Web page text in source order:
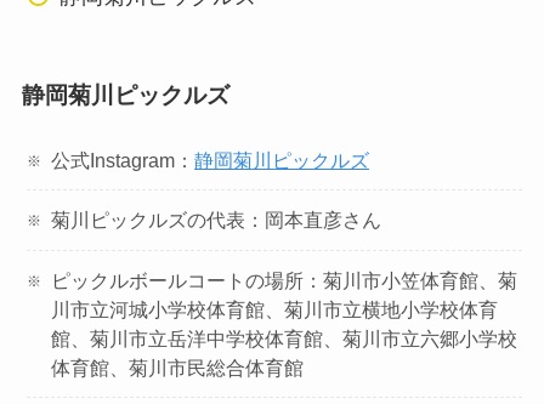
静岡菊川ピックルズ
公式Instagram：静岡菊川ピックルズ
菊川ピックルズの代表：岡本直彦さん
ピックルボールコートの場所：菊川市小笠体育館、菊
川市立河城小学校体育館、菊川市立横地小学校体育
館、菊川市立岳洋中学校体育館、菊川市立六郷小学校
体育館、菊川市民総合体育館